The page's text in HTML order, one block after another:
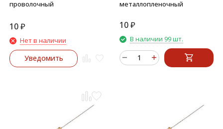
проволочный
10₽
Нет в наличии
Уведомить
металлопленочный
10₽
В наличии 99 шт.